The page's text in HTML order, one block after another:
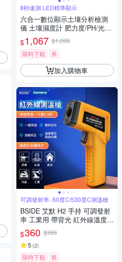
8秒速測 LED精準顯示
六合一數位顯示土壤分析檢測
儀 土壤濕度計 肥力度/PH/光照
度/濕度/溫度/空氣
$1,067 $1,099
限時下殺
券
加入購物車
可調發射率 -50度C/530度C測溫槍
BSIDE 艾默 H2 手持 可調發射
率 工業用 帶背光 紅外線溫度槍
紅外線測溫儀 紅外線溫度計 非
接觸式溫度計 手持式感溫棒 食
品溫度計 電子溫度計 感應測溫
槍
$360 $399
5 (2)
限時下殺 券